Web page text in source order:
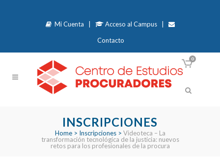
Mi Cuenta Acceso al Campus|
Contacto
0
INSCRIPCIONES
Home> Inscripciones> Videoteca – La
transformación tecnológica de la justicia: nuevos
retos para los profesionales de la procura